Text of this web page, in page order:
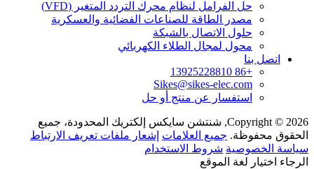
حل الفرامل لنظام محرك التردد المتغير (VFD)
مصدر الطاقة للصناعات الفضائية والعسكرية
حلول الاتصال بالشبكة
محول لمجال الطلاء الكهربائي
اتصل بنا
+86 13925228810
Sikes@sikes-elec.com
استفسار عن منتج أو حل
Copyright © 2026, شنتشن سايكس إلكتريك المحدودة، جميع
الحقوق محفوظة. جميع العلامات إشعار ملفات تعريف الارتباط
سياسة الخصوصية شروط الاستخدام
الرجاء اختيار لغة الموقع